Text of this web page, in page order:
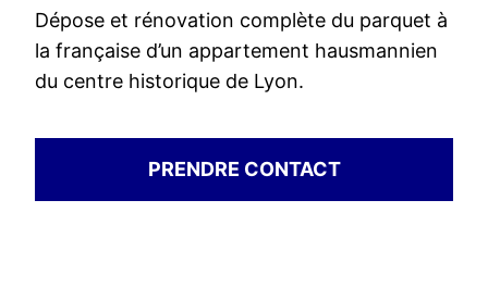
Dépose et rénovation complète du parquet à
la française d’un appartement hausmannien
du centre historique de Lyon.
PRENDRE CONTACT